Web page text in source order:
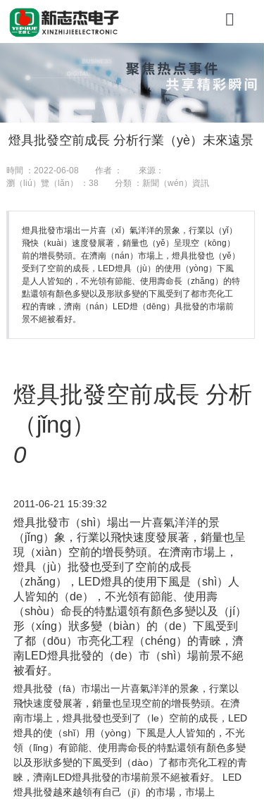
關於
產品
工程
聯係
燈具批發空前成長 分析行業（yè）未來遠景
時間 ：2022-06-08 作者 ：
來源：
瀏（liú）覽（lǎn） ：38 分類 ：新聞（wén）資訊
燈具批發市場出一片喜（xǐ）氣洋洋的景象，行業以（yǐ）
飛快（kuài）速度發展著，銷量也（yě）呈現空（kōng）
前的增長勢頭。在濟南（nán）市場上，燈具批發也（yě）
受到了空前的成長，LED燈具（jù）的使用（yòng）下風
是人人皆知的，不光領有節能、使用壽命長（zhǎng）的特
點還領有顏色多變以及形狀多變的下風受到了都市亮化工
程的青睞，濟南（nán）LED燈（dēng）具批發的市場前
景不絕被看好。
燈具批發空前成長 分析
（jǐng）
0
2011-06-21 15:39:32
燈具批發市（shì）場出一片喜氣洋洋的景
（jǐng）象，行業以飛快速度發展著，銷量也呈
現（xiàn）空前的增長勢頭。在濟南市場上，
燈具（jù）批發也受到了空前的成長
（zhǎng），LED燈具的使用下風是（shì）人
人皆知的（de），不光領有節能、使用壽
（shòu）命長的特點還領有顏色多變以及（jí）
形（xíng）狀多變（biàn）的（de）下風受到
了都（dōu）市亮化工程（chéng）的青睞，濟
南LED燈具批發的（de）市（shì）場前景不絕
被看好。
燈具批發（fā）市場出一片喜氣洋洋的景象，行業以
飛快速度發展著，銷量也呈現空前的增長勢頭。在濟
南市場上，燈具批發也受到了（le）空前的成長，LED
燈具的使（shǐ）用（yòng）下風是人人皆知的，不光
領（lǐng）有節能、使用壽命長的特點還領有顏色多變
以及形狀多變的下風受到（dào）了都市亮化工程的青
睞，濟南LED燈具批發的市場前景不絕被看好。 LED
燈具批發越來越領有自己（jǐ）的市場，市場上